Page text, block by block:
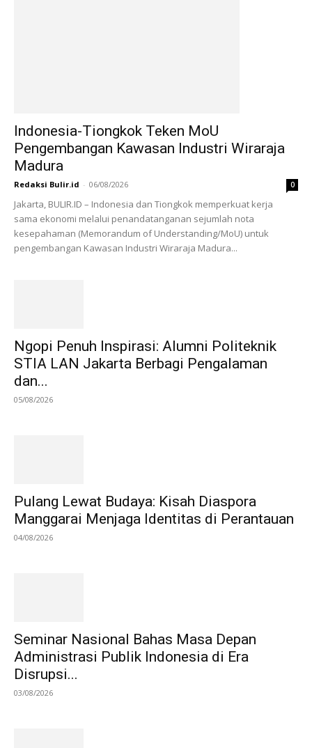
Indonesia-Tiongkok Teken MoU
Pengembangan Kawasan Industri Wiraraja
Madura
Redaksi Bulir.id - 06/08/2026 0
Jakarta, BULIR.ID – Indonesia dan Tiongkok memperkuat kerja
sama ekonomi melalui penandatanganan sejumlah nota
kesepahaman (Memorandum of Understanding/MoU) untuk
pengembangan Kawasan Industri Wiraraja Madura...
Ngopi Penuh Inspirasi: Alumni Politeknik
STIA LAN Jakarta Berbagi Pengalaman
dan...
05/08/2026
Pulang Lewat Budaya: Kisah Diaspora
Manggarai Menjaga Identitas di Perantauan
04/08/2026
Seminar Nasional Bahas Masa Depan
Administrasi Publik Indonesia di Era
Disrupsi...
03/08/2026